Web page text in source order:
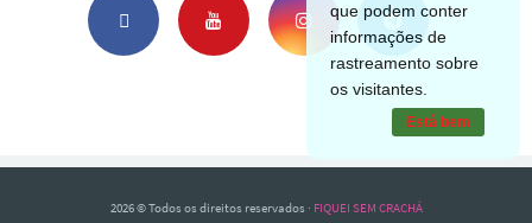
2026 © Todos os direitos reservados · FIQUEI SEM CRACHÁ
que podem conter
informações de
rastreamento sobre
os visitantes.
Está bem